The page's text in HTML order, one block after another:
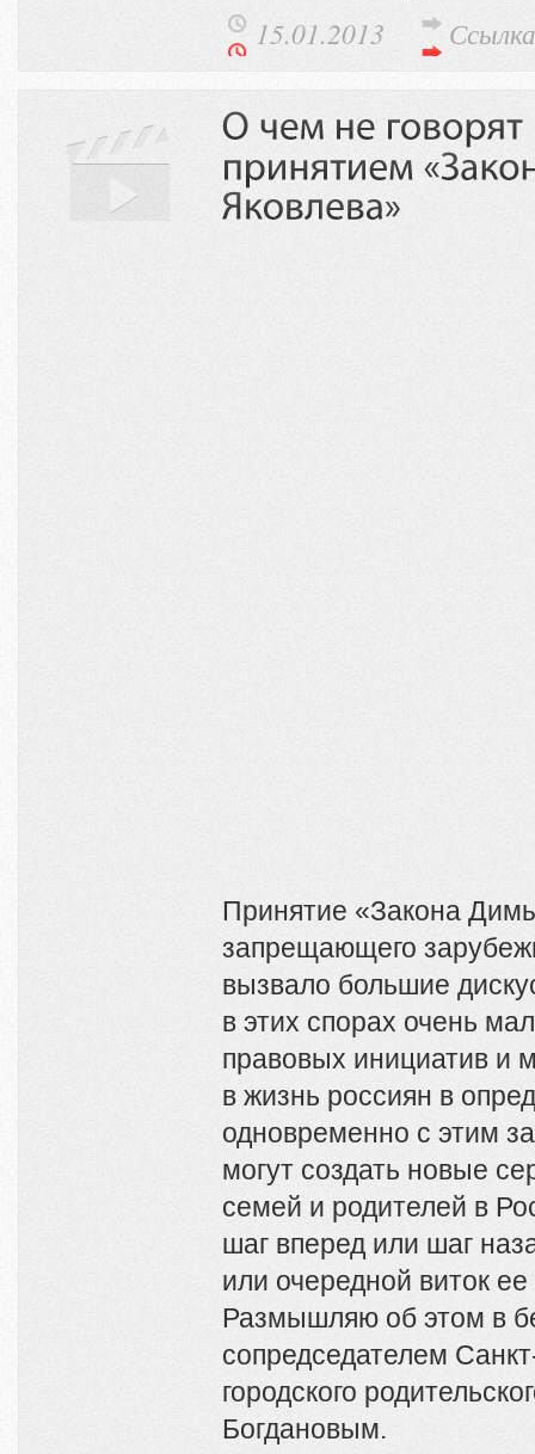
15.01.2013
Ссылка
Принятие «Закона
запрещающего
вызвало большие
в этих спорах очень
правовых инициатив и
в жизнь россиян в
одновременно с этим
могут создать новые
семей и родителей в
шаг вперед или шаг
или очередной виток
Размышляю об этом в
сопредседателем
городского
Богдановым.